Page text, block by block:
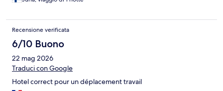
Recensione verificata
6/10 Buono
22 mag 2026
Traduci con Google
Hotel correct pour un déplacement travail